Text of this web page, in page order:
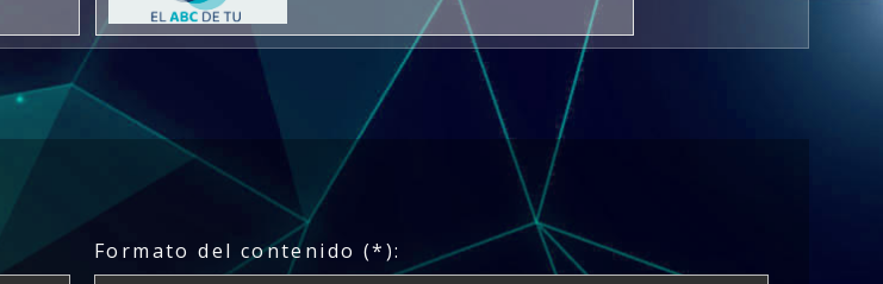
Formato del contenido (*):